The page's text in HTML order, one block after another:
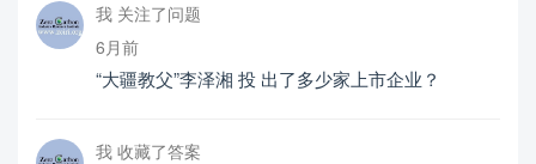
我 关注了问题
6月前
“大疆教父”李泽湘 投 出了多少家上市企业？
我 收藏了答案